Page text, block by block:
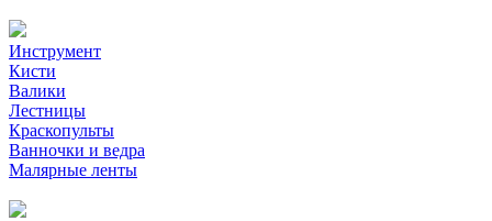
Инструмент
Кисти
Валики
Лестницы
Краскопульты
Ванночки и ведра
Малярные ленты